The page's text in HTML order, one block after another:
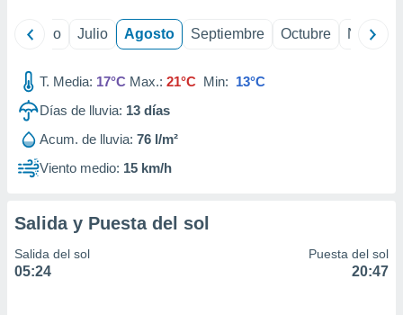
Junio Julio Agosto Septiembre Octubre
T. Media: 17°C Max.: 21°C Min: 13°C
Días de lluvia: 13 días
Acum. de lluvia: 76 l/m²
Viento medio: 15 km/h
Salida y Puesta del sol
Salida del sol
05:24
Puesta del sol
20:47